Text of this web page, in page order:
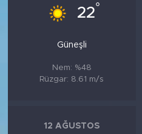
22°
Güneşli
Nem: %48
Rüzgar: 8.61 m/s
12 AĞUSTOS